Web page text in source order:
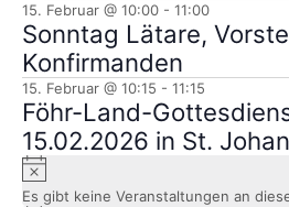
15. Februar @ 10:00- 11:00
Sonntag Lätare,
Konfirmanden
15. Februar @ 10:15 - 11:15
Föhr-Land-
15.02.2026 in St.
Es gibt keine Veranstaltungen an